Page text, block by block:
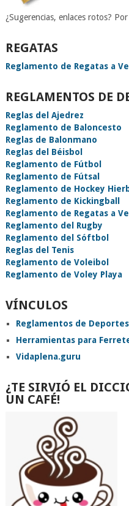
¿Sugerencias, enlaces rotos?
REGATAS
Reglamento de Regatas a
REGLAMENTOS DE
Reglas del Ajedrez
Reglamento de Baloncesto
Reglas de Balonmano
Reglas del Béisbol
Reglamento de Fútbol
Reglamento de Fútsal
Reglamento de Hockey
Reglamento de Kickingball
Reglamento de Regatas a
Reglamento del Rugby
Reglamento del Sóftbol
Reglas del Tenis
Reglamento de Voleibol
Reglamento de Voley Playa
VÍNCULOS
Reglamentos de Deportes
Herramientas para
Vidaplena.guru
¿TE SIRVIÓ EL
UN CAFÉ!